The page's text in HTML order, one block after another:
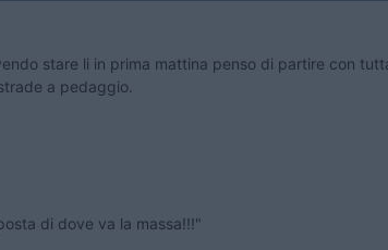
stare li in prima mattina penso di partire con
a pedaggio.
di dove va la massa!!!"